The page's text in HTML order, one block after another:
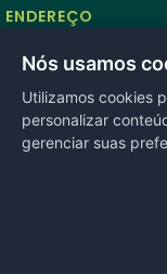
ENDEREÇO
Rua Antonio
Mirassol D’Oeste, MT
REDES SOCIAIS
Nós usamos
Utilizamos cookies
personalizar
gerenciar suas